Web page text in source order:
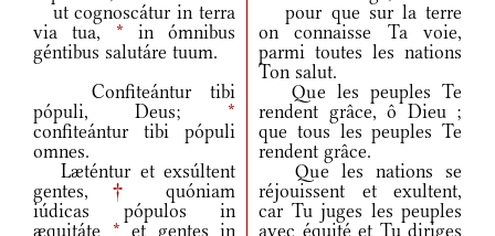
ut cognoscátur in terra
via tua, * in ómnibus
géntibus salutáre tuum.
pour que sur la terre
on connaisse Ta voie,
parmi toutes les nations
Ton salut.
Confiteántur tibi
pópuli, Deus; *
confiteántur tibi pópuli
omnes.
Que les peuples Te
rendent grâce, ô Dieu ;
que tous les peuples Te
rendent grâce.
Læténtur et exsúltent
gentes, †
quóniam
iúdicas pópulos in
æquitáte * et gentes in
Que les nations se
réjouissent et exultent,
car Tu juges les peuples
avec équité et Tu diriges